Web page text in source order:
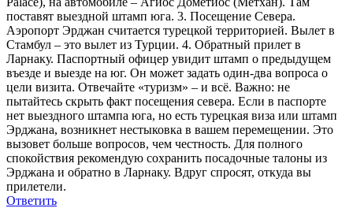
поставят выездной штамп юга. 3. Посещение Севера.
Аэропорт Эрджан считается турецкой территорией. Вылет в
Стамбул – это вылет из Турции. 4. Обратный прилет в
Ларнаку. Паспортный офицер увидит штамп о предыдущем
въезде и выезде на юг. Он может задать один-два вопроса о
цели визита. Отвечайте «туризм» – и всё. Важно: не
пытайтесь скрыть факт посещения севера. Если в паспорте
нет выездного штампа юга, но есть турецкая виза или штамп
Эрджана, возникнет нестыковка в вашем перемещении. Это
вызовет больше вопросов, чем честность. Для полного
спокойствия рекомендую сохранить посадочные талоны из
Эрджана и обратно в Ларнаку. Вдруг спросят, откуда вы
прилетели.
Ответить